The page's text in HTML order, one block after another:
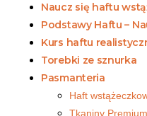
Naucz się haftu
Podstawy Haftu –
Kurs haftu
Torebki ze sznurka
Pasmanteria
Haft
Tkaniny Premium